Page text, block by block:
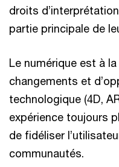
droits
partie principale de
Le numérique est à
changements et
technologique (4D,
expérience toujours
de fidéliser
communautés.